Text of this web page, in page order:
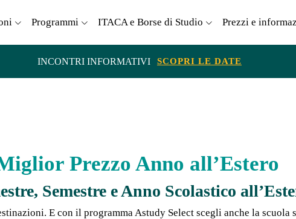
Programmi ITACA e Borse di Studio Prezzi e
INCONTRI INFORMATIVI SCOPRI LE DATE
Prezzo Anno all’Estero
Semestre e Anno Scolastico
E con il programma Astudy Select scegli anche la scuola